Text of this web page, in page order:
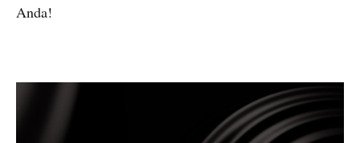
Anda!